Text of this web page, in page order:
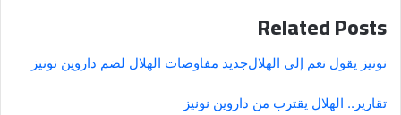
Related Posts
نونيز يقول نعم إلى الهلالجديد مفاوضات الهلال لضم داروين نونيز
تقارير.. الهلال يقترب من داروين نونيز